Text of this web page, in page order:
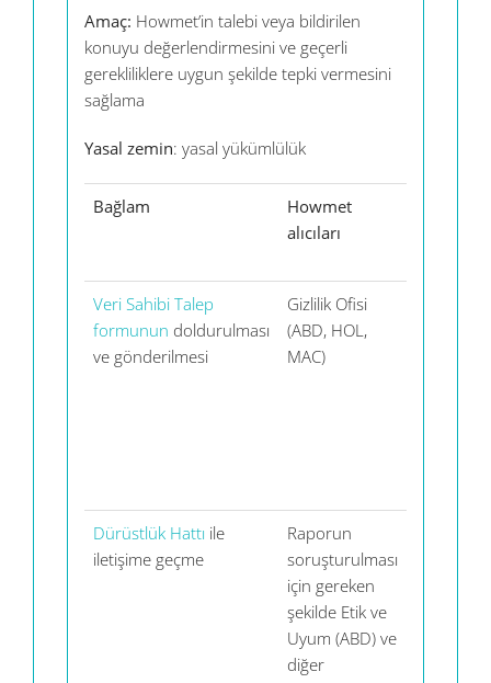
Amaç: Howmet’in talebi veya bildirilen
konuyu değerlendirmesini ve geçerli
gerekliliklere uygun şekilde tepki vermesini
sağlama
Yasal zemin: yasal yükümlülük
Bağlam
Howmet
alıcıları
Veri Sahibi Talep
formunun doldurulması
ve gönderilmesi
Gizlilik Ofisi
(ABD, HOL,
MAC)
Dürüstlük Hattı ile
iletişime geçme
Raporun
soruşturulması
için gereken
şekilde Etik ve
Uyum (ABD) ve
diğer